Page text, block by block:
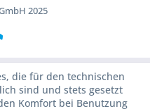
2025
die für den technischen
sind und stets gesetzt
Komfort bei Benutzung